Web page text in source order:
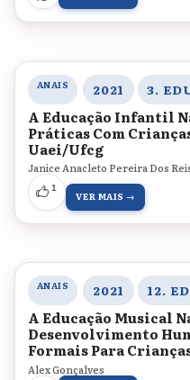
ANAIS 2021
A Educação Infantil
Práticas Com
Uaei/Ufcg
Janice Anacleto Pereira Dos
1
VER MAIS →
ANAIS 2021
A Educação Musical
Desenvolvimento
Formais Para
Alex Gonçalves